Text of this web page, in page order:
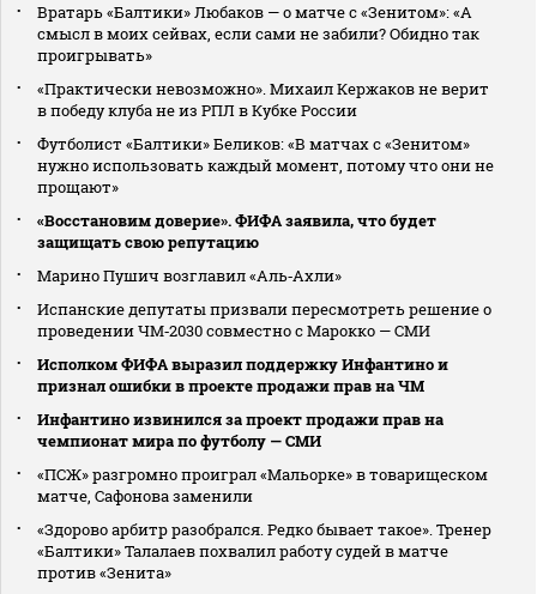
Вратарь «Балтики» Любаков — о матче с «Зенитом»: «А
смысл в моих сейвах, если сами не забили? Обидно так
проигрывать»
«Практически невозможно». Михаил Кержаков не верит
в победу клуба не из РПЛ в Кубке России
Футболист «Балтики» Беликов: «В матчах с «Зенитом»
нужно использовать каждый момент, потому что они не
прощают»
«Восстановим доверие». ФИФА заявила, что будет
защищать свою репутацию
Марино Пушич возглавил «Аль‑Ахли»
Испанские депутаты призвали пересмотреть решение о
проведении ЧМ‑2030 совместно с Марокко — СМИ
Исполком ФИФА выразил поддержку Инфантино и
признал ошибки в проекте продажи прав на ЧМ
Инфантино извинился за проект продажи прав на
чемпионат мира по футболу — СМИ
«ПСЖ» разгромно проиграл «Мальорке» в товарищеском
матче, Сафонова заменили
«Здорово арбитр разобрался. Редко бывает такое». Тренер
«Балтики» Талалаев похвалил работу судей в матче
против «Зенита»